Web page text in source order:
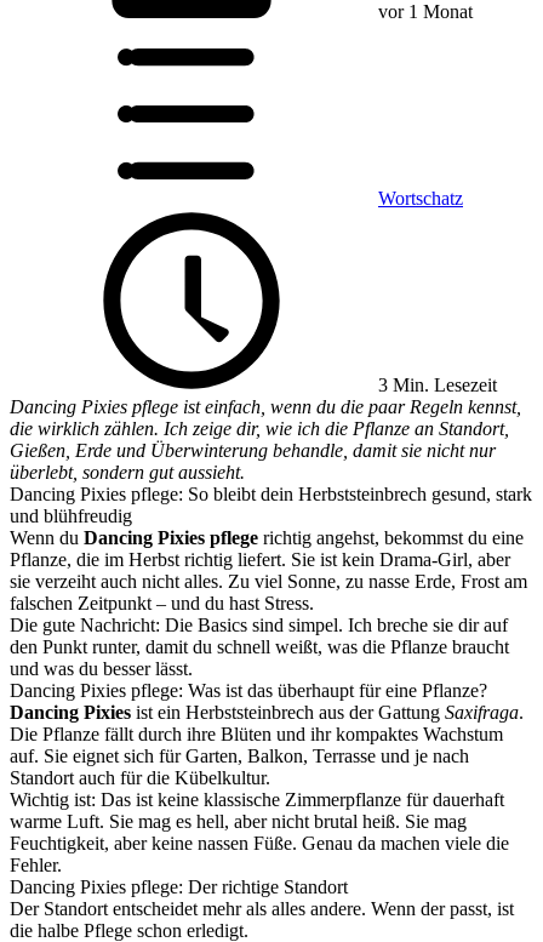
vor 1 Monat
Wortschatz
3 Min. Lesezeit
Dancing Pixies pflege ist einfach, wenn du die paar Regeln kennst,
die wirklich zählen. Ich zeige dir, wie ich die Pflanze an Standort,
Gießen, Erde und Überwinterung behandle, damit sie nicht nur
überlebt, sondern gut aussieht.
Dancing Pixies pflege: So bleibt dein Herbststeinbrech gesund, stark
und blühfreudig
Wenn du Dancing Pixies pflege richtig angehst, bekommst du eine
Pflanze, die im Herbst richtig liefert. Sie ist kein Drama-Girl, aber
sie verzeiht auch nicht alles. Zu viel Sonne, zu nasse Erde, Frost am
falschen Zeitpunkt – und du hast Stress.
Die gute Nachricht: Die Basics sind simpel. Ich breche sie dir auf
den Punkt runter, damit du schnell weißt, was die Pflanze braucht
und was du besser lässt.
Dancing Pixies pflege: Was ist das überhaupt für eine Pflanze?
Dancing Pixies ist ein Herbststeinbrech aus der Gattung Saxifraga.
Die Pflanze fällt durch ihre Blüten und ihr kompaktes Wachstum
auf. Sie eignet sich für Garten, Balkon, Terrasse und je nach
Standort auch für die Kübelkultur.
Wichtig ist: Das ist keine klassische Zimmerpflanze für dauerhaft
warme Luft. Sie mag es hell, aber nicht brutal heiß. Sie mag
Feuchtigkeit, aber keine nassen Füße. Genau da machen viele die
Fehler.
Dancing Pixies pflege: Der richtige Standort
Der Standort entscheidet mehr als alles andere. Wenn der passt, ist
die halbe Pflege schon erledigt.